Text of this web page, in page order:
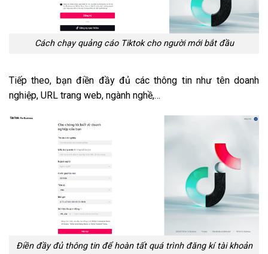
Cách chạy quảng cáo Tiktok cho người mới bắt đầu
Tiếp theo, bạn điền đầy đủ các thông tin như tên doanh
nghiệp, URL trang web, ngành nghề,…
Điền đầy đủ thông tin để hoàn tất quá trình đăng kí tài khoản